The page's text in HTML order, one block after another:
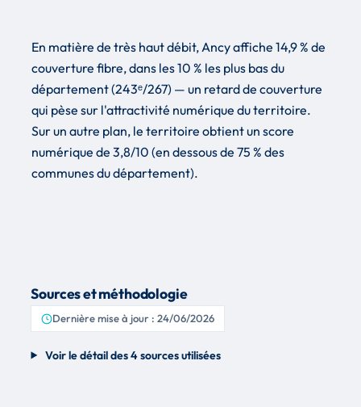
En matière de très haut débit, Ancy affiche 14,9 % de
couverture fibre, dans les 10 % les plus bas du
département (243ᵉ/267) — un retard de couverture
qui pèse sur l'attractivité numérique du territoire.
Sur un autre plan, le territoire obtient un score
numérique de 3,8/10 (en dessous de 75 % des
communes du département).
Sources et méthodologie
Dernière mise à jour : 24/06/2026
Voir le détail des 4 sources utilisées